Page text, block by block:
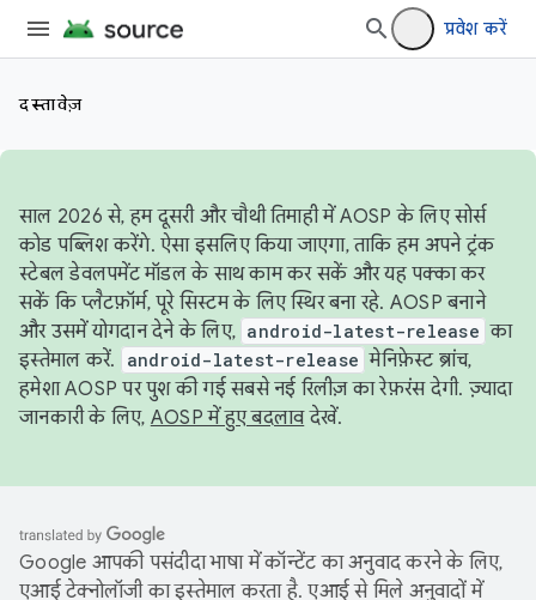
प्रवेश करें
दस्तावेज़
साल 2026 से, हम दूसरी और चौथी तिमाही में AOSP के लिए सोर्स
कोड पब्लिश करेंगे. ऐसा इसलिए किया जाएगा, ताकि हम अपने ट्रंक
स्टेबल डेवलपमेंट मॉडल के साथ काम कर सकें और यह पक्का कर
सकें कि प्लैटफ़ॉर्म, पूरे सिस्टम के लिए स्थिर बना रहे. AOSP बनाने
और उसमें योगदान देने के लिए, android-latest-release का
इस्तेमाल करें.
android-latest-release मेनिफ़ेस्ट ब्रांच,
हमेशा AOSP पर पुश की गई सबसे नई रिलीज़ का रेफ़रंस देगी. ज़्यादा
जानकारी के लिए, AOSP में हुए बदलावदेखें.
Google आपकी पसंदीदा भाषा में कॉन्टेंट का अनुवाद करने के लिए,
एआई टेक्नोलॉजी का इस्तेमाल करता है. एआई से मिले अनुवादों में